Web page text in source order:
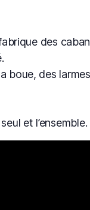
des
boue, des
et l’ensemble.